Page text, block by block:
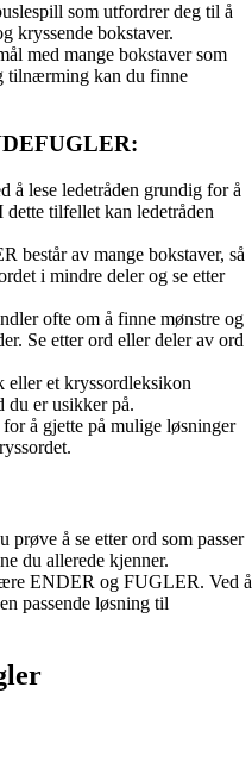
som utfordrer deg til å
kryssende bokstaver.
med mange bokstaver som
tilnærming kan du finne
å lese ledetråden grundig for å
tilfellet kan ledetråden
består av mange bokstaver, så
i mindre deler og se etter
ofte om å finne mønstre og
Se etter ord eller deler av ord
eller et kryssordleksikon
du er usikker på.
å gjette på mulige løsninger
prøve å se etter ord som passer
du allerede kjenner.
ENDER og FUGLER. Ved å
passende løsning til